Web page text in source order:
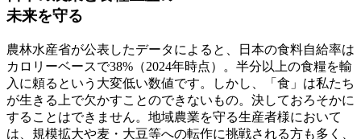
未来を守る
農林水産省が公表したデータによると、日本の食料自給率は
カロリーベースで38%（2024年時点）。半分以上の食糧を輸
入に頼るという大変低い数値です。しかし、「食」は私たち
が生きる上で欠かすことのできないもの。決しておろそかに
することはできません。地域農業を守る生産者様において
は、規模拡大や麦・大豆等への転作に挑戦される方も多く、